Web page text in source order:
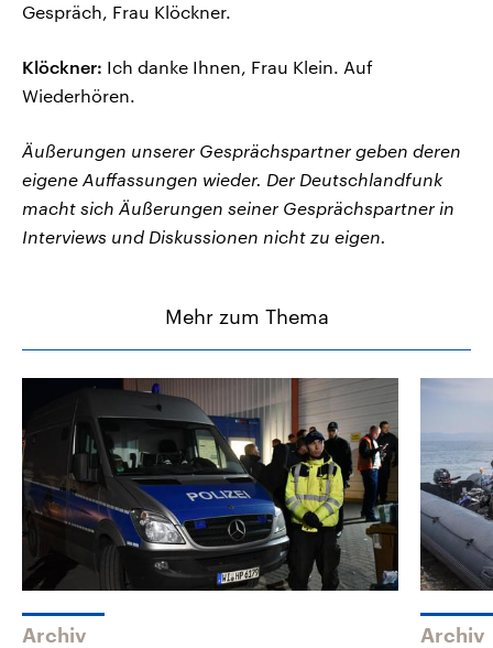
Gespräch, Frau Klöckner.
Klöckner: Ich danke Ihnen, Frau Klein. Auf
Wiederhören.
Äußerungen unserer Gesprächspartner geben deren
eigene Auffassungen wieder. Der Deutschlandfunk
macht sich Äußerungen seiner Gesprächspartner in
Interviews und Diskussionen nicht zu eigen.
Mehr zum Thema
Archiv Archiv